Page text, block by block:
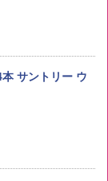
ブレンド 無洗
のお米 無洗米
サントリー ウ